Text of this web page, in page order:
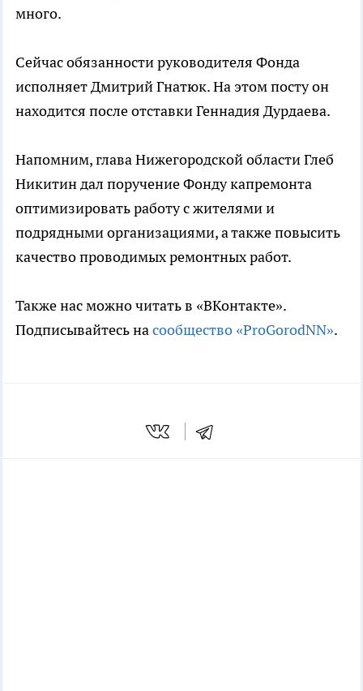
много.
Сейчас обязанности руководителя Фонда
исполняет Дмитрий Гнатюк. На этом посту он
находится после отставки Геннадия Дурдаева.
Напомним, глава Нижегородской области Глеб
Никитин дал поручение Фонду капремонта
оптимизировать работу с жителями и
подрядными организациями, а также повысить
качество проводимых ремонтных работ.
Также нас можно читать в «ВКонтакте».
Подписывайтесь насообщество «ProGorodNN».